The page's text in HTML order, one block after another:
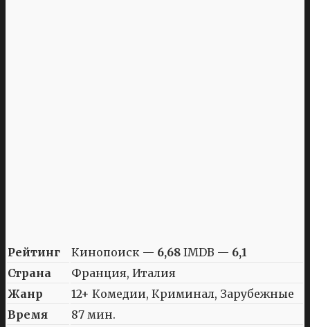
Рейтинг Кинопоиск — 6,68 IMDB — 6,1
Страна
Франция, Италия
Жанр
12+ Комедии, Криминал, Зарубежные
Время
87 мин.